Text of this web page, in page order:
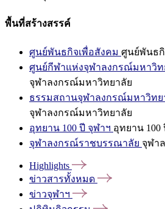
พื้นที่สร้างสรรค์
ศูนย์พันธกิจเพื่อสังคม ศูนย์พันธกิ
ศูนย์กีฬาแห่งจุฬาลงกรณ์มหาวิท
จุฬาลงกรณ์มหาวิทยาลัย
ธรรมสถานจุฬาลงกรณ์มหาวิทย
จุฬาลงกรณ์มหาวิทยาลัย
อุทยาน 100 ปี จุฬาฯ อุทยาน 100
จุฬาลงกรณ์ราชบรรณาลัย จุฬา
Highlights
ข่าวสารทั้งหมด
ข่าวจุฬาฯ